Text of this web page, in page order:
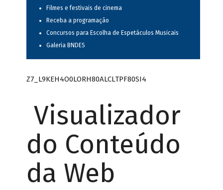
Filmes e festivais de cinema
Receba a programação
Concursos para Escolha de Espetáculos Musicais
Galeria BNDES
Z7_L9KEH4O0LORH80ALCLTPF80SI4
Visualizador
do Conteúdo
da Web